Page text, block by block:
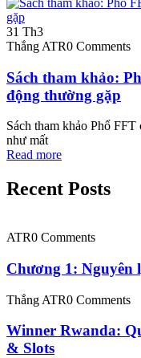
31 Th3
Thắng ATR0 Comments
Sách tham khảo:
động thường gặp
Sách tham khảo Phổ
như mất
Read more
Recent Posts
ATR0 Comments
Chương 1: Nguyên
Thắng ATR0 Comments
Winner Rwanda:
& Slots